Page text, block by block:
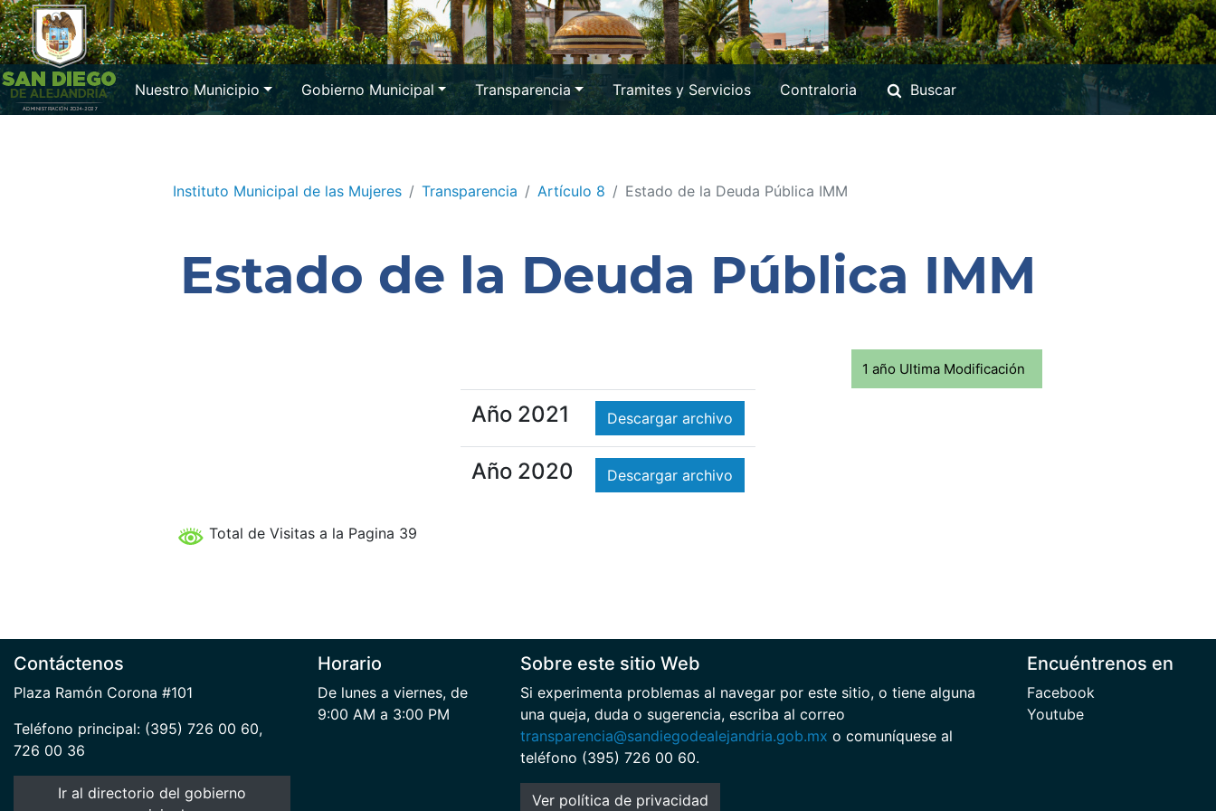
Nuestro Municipio Gobierno Municipal Transparencia Tramites y Servicios Contraloria Buscar
Instituto Municipal de las Mujeres Transparencia Artículo 8 Estado de la Deuda Pública IMM
Estado de la Deuda Pública IMM
1 año Ultima Modificación
Año 2021 Descargar archivo
Año 2020 Descargar archivo
Total de Visitas a la Pagina 39
Contáctenos
Plaza Ramón Corona #101
Teléfono principal: (395) 726 00 60,
726 00 36
Ir al directorio del gobierno
Horario
De lunes a viernes, de
9:00 AM a 3:00 PM
Sobre este sitio Web
Si experimenta problemas al navegar por este sitio, o tiene alguna
una queja, duda o sugerencia, escriba al correo
transparencia@sandiegodealejandria.gob.mx o comuníquese al
teléfono (395) 726 00 60.
Ver política de privacidad
Encuéntrenos en
Facebook
Youtube